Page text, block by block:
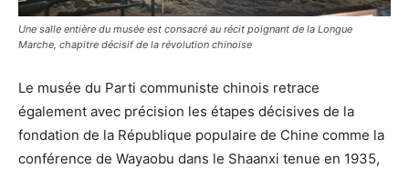
Une salle entière du musée est consacré au récit poignant de la Longue
Marche, chapitre décisif de la révolution chinoise
Le musée du Parti communiste chinois retrace
également avec précision les étapes décisives de la
fondation de la République populaire de Chine comme la
conférence de Wayaobu dans le Shaanxi tenue en 1935,